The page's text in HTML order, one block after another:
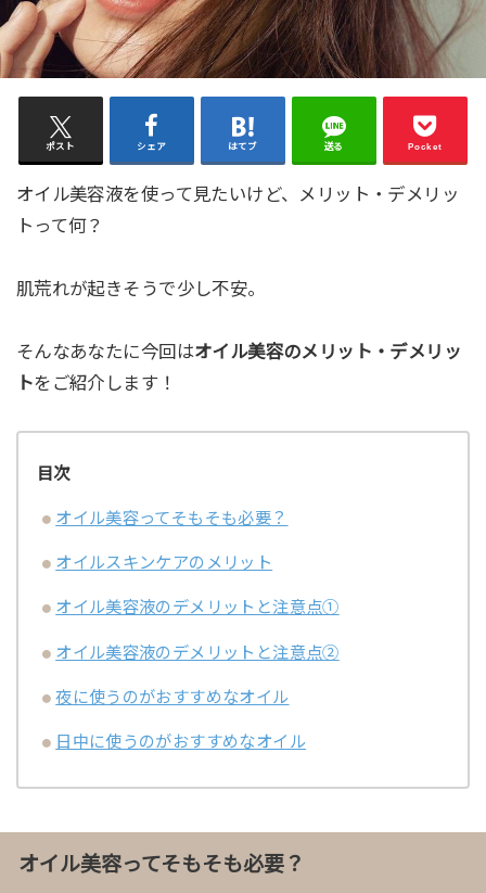
ポスト シェア はてブ 送る Pocket
オイル美容液を使って見たいけど、メリット・デメリッ
トって何？
肌荒れが起きそうで少し不安。
そんなあなたに今回はオイル美容のメリット・デメリッ
トをご紹介します！
目次
オイル美容ってそもそも必要？
オイルスキンケアのメリット
オイル美容液のデメリットと注意点①
オイル美容液のデメリットと注意点②
夜に使うのがおすすめなオイル
日中に使うのがおすすめなオイル
オイル美容ってそもそも必要？